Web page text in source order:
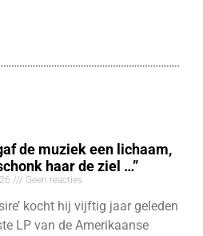
de muziek een lichaam,
haar de ziel …”
Geen reacties
kocht hij vijftig jaar geleden
LP van de Amerikaanse